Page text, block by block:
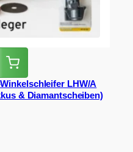
LHW/A
& Diamantscheiben)